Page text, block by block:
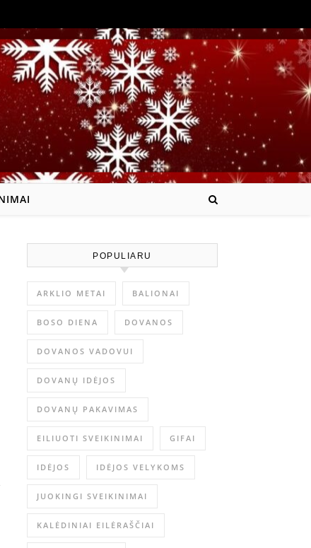
POPULIARU
ARKLIO METAI BALIONAI
BOSO DIENA DOVANOS
DOVANOS VADOVUI
DOVANŲ IDĖJOS
DOVANŲ PAKAVIMAS
EILIUOTI SVEIKINIMAI GIFAI
IDĖJOS IDĖJOS VELYKOMS
JUOKINGI SVEIKINIMAI
KALĖDINIAI EILĖRAŠČIAI